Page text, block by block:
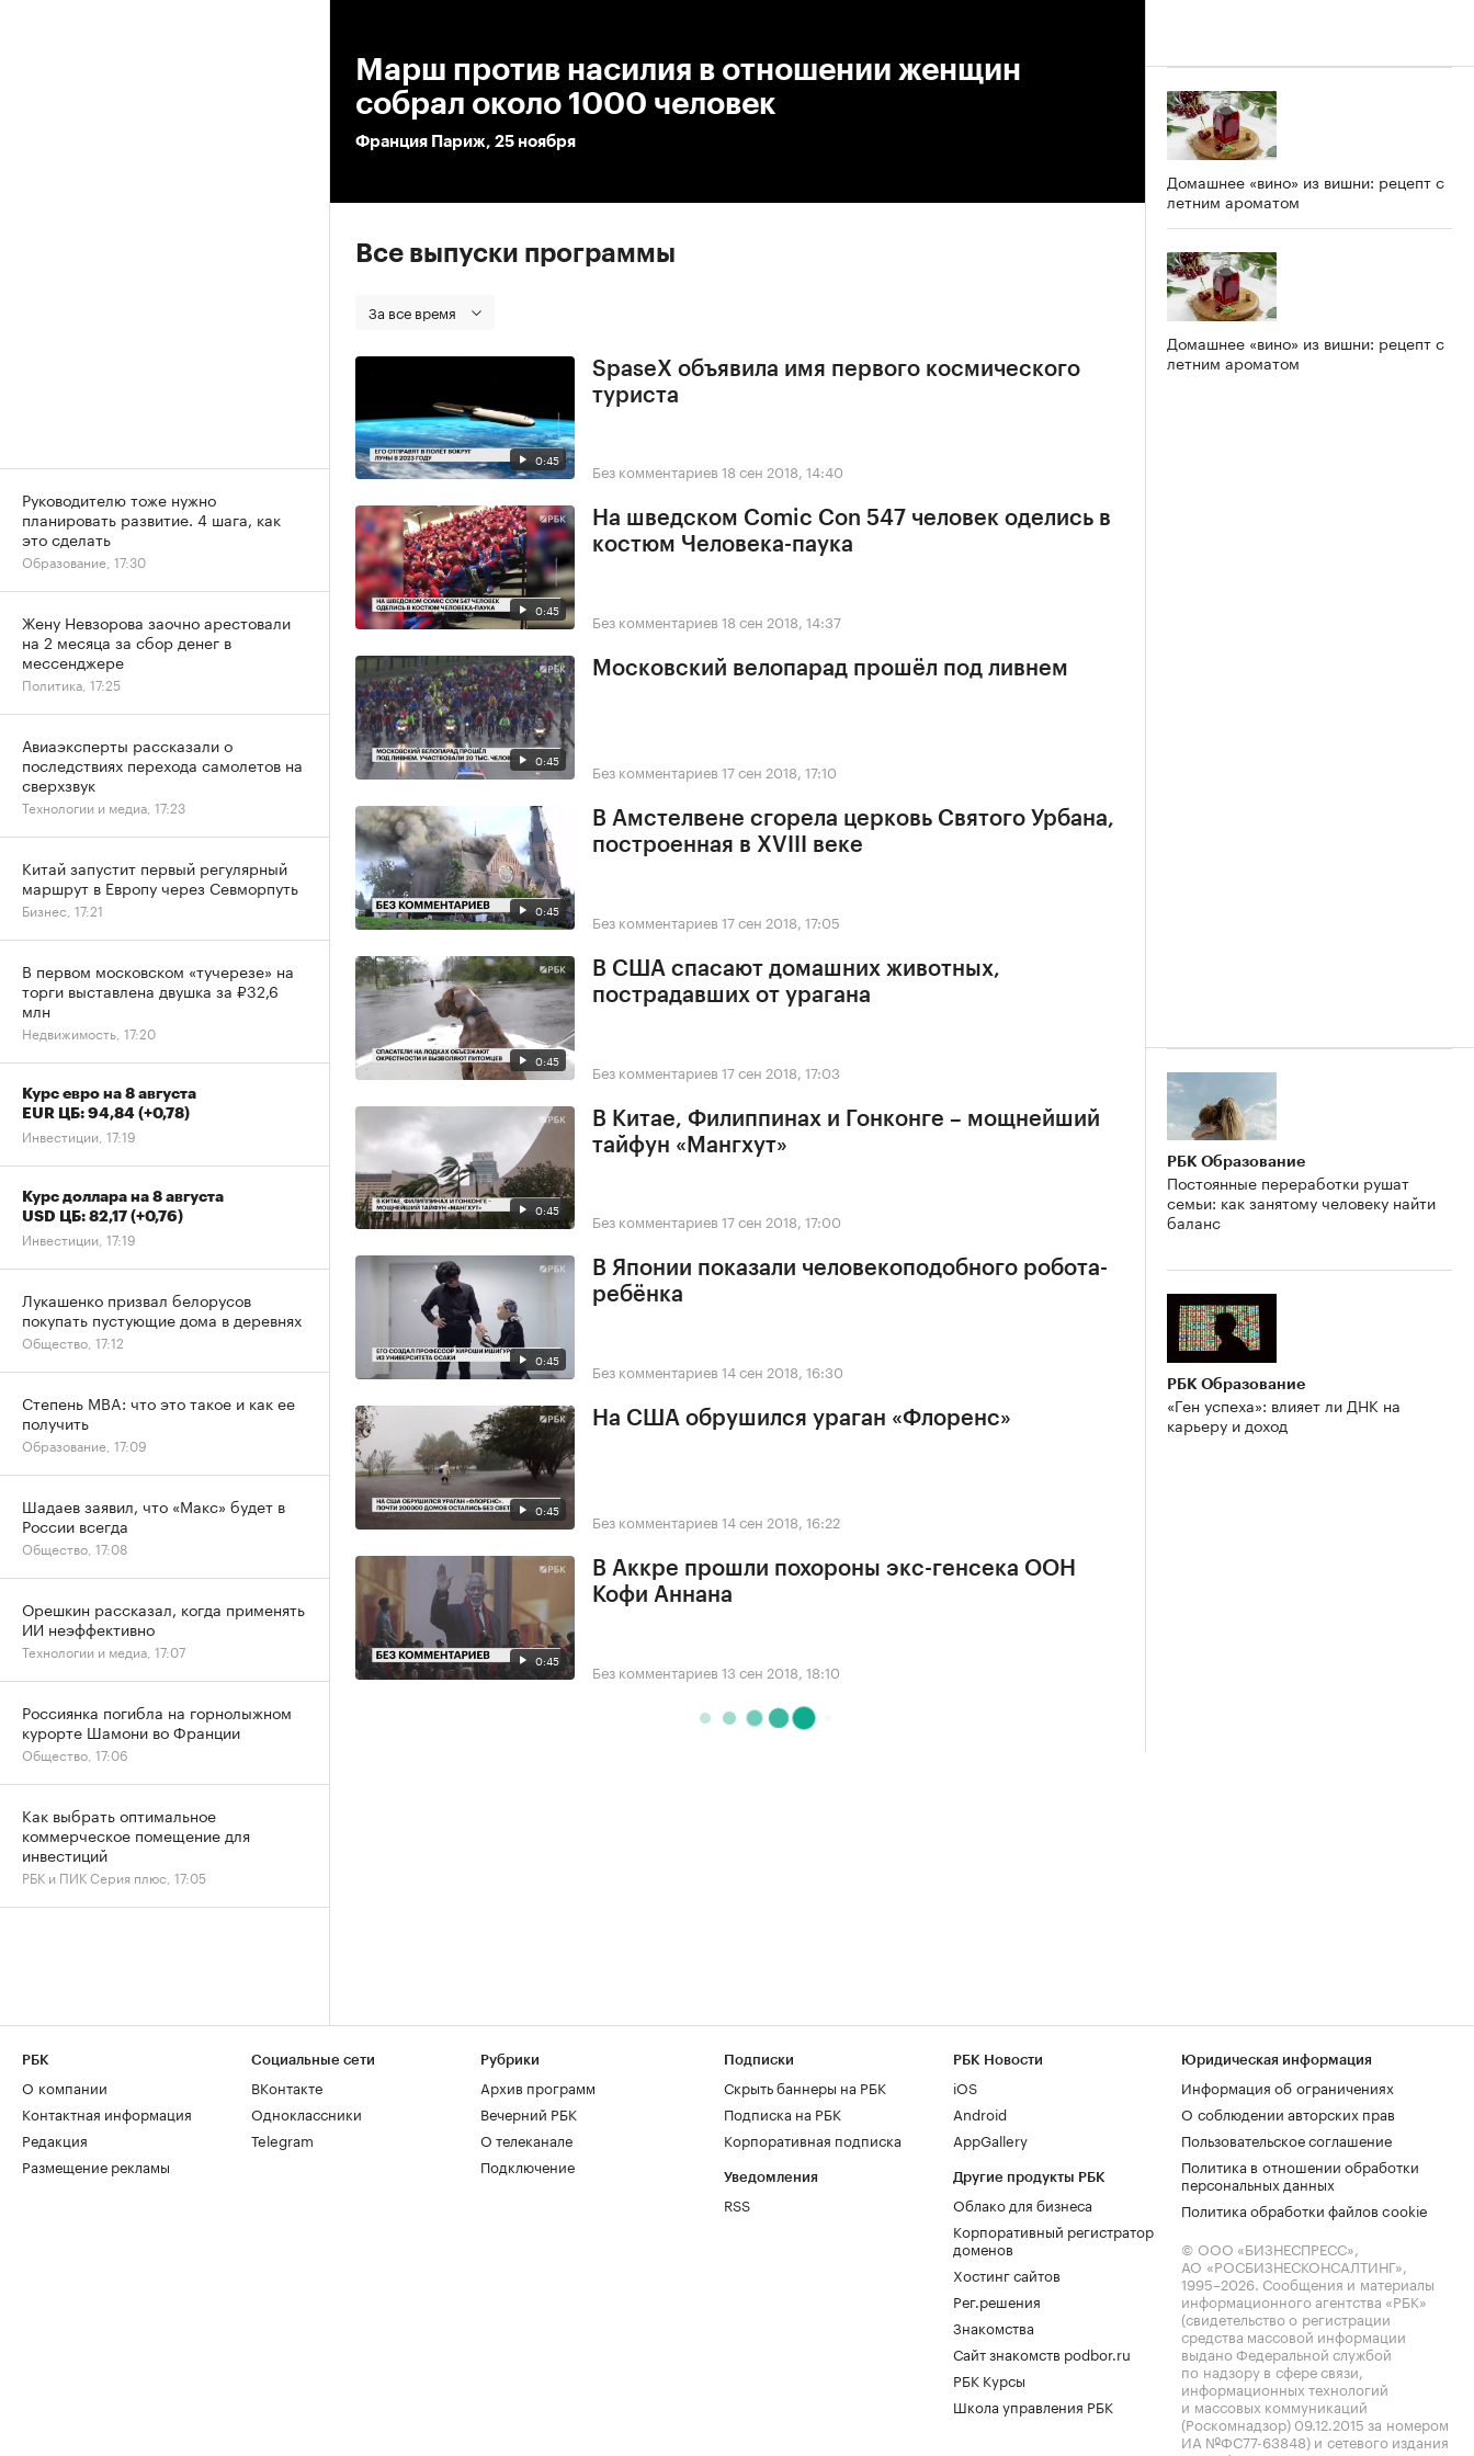
Марш против насилия в отношении женщин
собрал около 1000 человек
Франция Париж, 25 ноября
Все выпуски программы
За все время
0:45
SpaseX объявила имя первого космического
туриста
Без комментариев 18 сен 2018, 14:40
0:45
На шведском Comic Con 547 человек оделись в
костюм Человека-паука
Без комментариев 18 сен 2018, 14:37
0:45
Московский велопарад прошёл под ливнем
Без комментариев 17 сен 2018, 17:10
0:45
В Амстелвене сгорела церковь Святого Урбана,
построенная в XVIII веке
Без комментариев 17 сен 2018, 17:05
0:45
В США спасают домашних животных,
пострадавших от урагана
Без комментариев 17 сен 2018, 17:03
0:45
В Китае, Филиппинах и Гонконге – мощнейший
тайфун «Мангхут»
Без комментариев 17 сен 2018, 17:00
0:45
В Японии показали человекоподобного робота-
ребёнка
Без комментариев 14 сен 2018, 16:30
0:45
На США обрушился ураган «Флоренс»
Без комментариев 14 сен 2018, 16:22
0:45
В Аккре прошли похороны экс-генсека ООН
Кофи Аннана
Без комментариев 13 сен 2018, 18:10
Домашнее «вино» из вишни: рецепт с
летним ароматом
Домашнее «вино» из вишни: рецепт с
летним ароматом
РБК Образование
Постоянные переработки рушат
семьи: как занятому человеку найти
баланс
РБК Образование
«Ген успеха»: влияет ли ДНК на
карьеру и доход
Руководителю тоже нужно
планировать развитие. 4 шага, как
это сделать
Образование, 17:30
Жену Невзорова заочно арестовали
на 2 месяца за сбор денег в
мессенджере
Политика, 17:25
Авиаэксперты рассказали о
последствиях перехода самолетов на
сверхзвук
Технологии и медиа, 17:23
Китай запустит первый регулярный
маршрут в Европу через Севморпуть
Бизнес, 17:21
В первом московском «тучерезе» на
торги выставлена двушка за ₽32,6
млн
Недвижимость, 17:20
Курс евро на 8 августа
EUR ЦБ: 94,84 (+0,78)
Инвестиции, 17:19
Курс доллара на 8 августа
USD ЦБ: 82,17 (+0,76)
Инвестиции, 17:19
Лукашенко призвал белорусов
покупать пустующие дома в деревнях
Общество, 17:12
Степень MBA: что это такое и как ее
получить
Образование, 17:09
Шадаев заявил, что «Макс» будет в
России всегда
Общество, 17:08
Орешкин рассказал, когда применять
ИИ неэффективно
Технологии и медиа, 17:07
Россиянка погибла на горнолыжном
курорте Шамони во Франции
Общество, 17:06
Как выбрать оптимальное
коммерческое помещение для
инвестиций
РБК и ПИК Серия плюс, 17:05
РБК
О компании
Контактная информация
Редакция
Размещение рекламы
Социальные сети
ВКонтакте
Одноклассники
Telegram
Рубрики
Архив программ
Вечерний РБК
О телеканале
Подключение
Подписки
Скрыть баннеры на РБК
Подписка на РБК
Корпоративная подписка
Уведомления
RSS
РБК Новости
iOS
Android
AppGallery
Другие продукты РБК
Облако для бизнеса
Корпоративный регистратор
доменов
Хостинг сайтов
Рег.решения
Знакомства
Сайт знакомств podbor.ru
РБК Курсы
Школа управления РБК
Юридическая информация
Информация об ограничениях
О соблюдении авторских прав
Пользовательское соглашение
Политика в отношении обработки
персональных данных
Политика обработки файлов cookie
© ООО «БИЗНЕСПРЕСС»,
АО «РОСБИЗНЕСКОНСАЛТИНГ»,
1995–2026. Сообщения и материалы
информационного агентства «РБК»
(свидетельство о регистрации
средства массовой информации
выдано Федеральной службой
по надзору в сфере связи,
информационных технологий
и массовых коммуникаций
(Роскомнадзор) 09.12.2015 за номером
ИА №ФС77-63848) и сетевого издания